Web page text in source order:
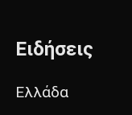
Ειδήσεις
Ελλάδα